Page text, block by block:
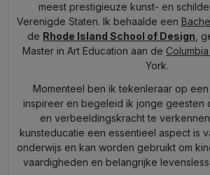
meest prestigieuze kunst- en
Verenigde Staten. Ik behaalde een
de Rhode Island School of Design ,
Master in Art Education aan de
York.
Momenteel ben ik tekenleraar op
inspireer en begeleid ik jonge geesten
en verbeeldingskracht te
kunsteducatie een essentieel aspect is
onderwijs en kan worden gebruikt om
vaardigheden en belangrijke